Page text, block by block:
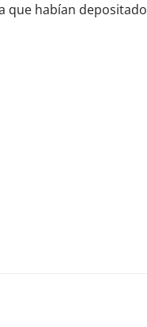
que habían depositado